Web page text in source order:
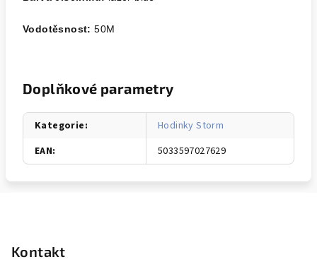
Vodotěsnost: 50M
Doplňkové parametry
Kategorie:
Hodinky Storm
EAN: 5033597027629
Kontakt